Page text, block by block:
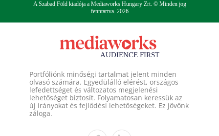
A Szabad Föld kiadója a Mediaworks Hungary Zrt. © Minden jog
fenntartva. 2026
Portfóliónk minőségi tartalmat jelent minden
olvasó számára. Egyedülálló elérést, országos
lefedettséget és változatos megjelenési
lehetőséget biztosít. Folyamatosan keressük az
új irányokat és fejlődési lehetőségeket. Ez jövőnk
záloga.